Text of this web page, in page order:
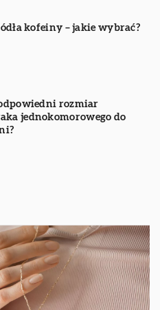
kofeiny – jakie wybrać?
rozmiar
jednokomorowego do